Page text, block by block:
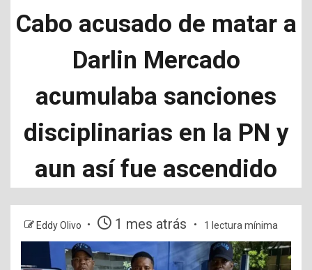
Cabo acusado de matar a
Darlin Mercado
acumulaba sanciones
disciplinarias en la PN y
aun así fue ascendido
Eddy Olivo 1 mes atrás 1 lectura mínima